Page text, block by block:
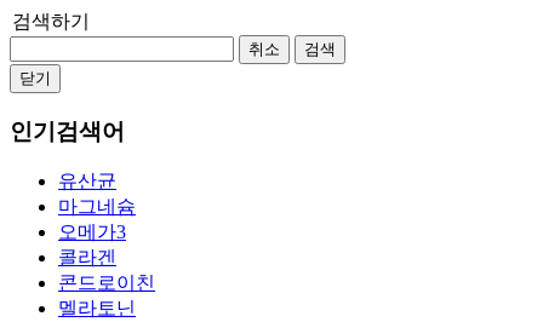
검색하기
취소
검색
닫기
인기검색어
유산균
마그네슘
오메가3
콜라겐
콘드로이친
멜라토닌